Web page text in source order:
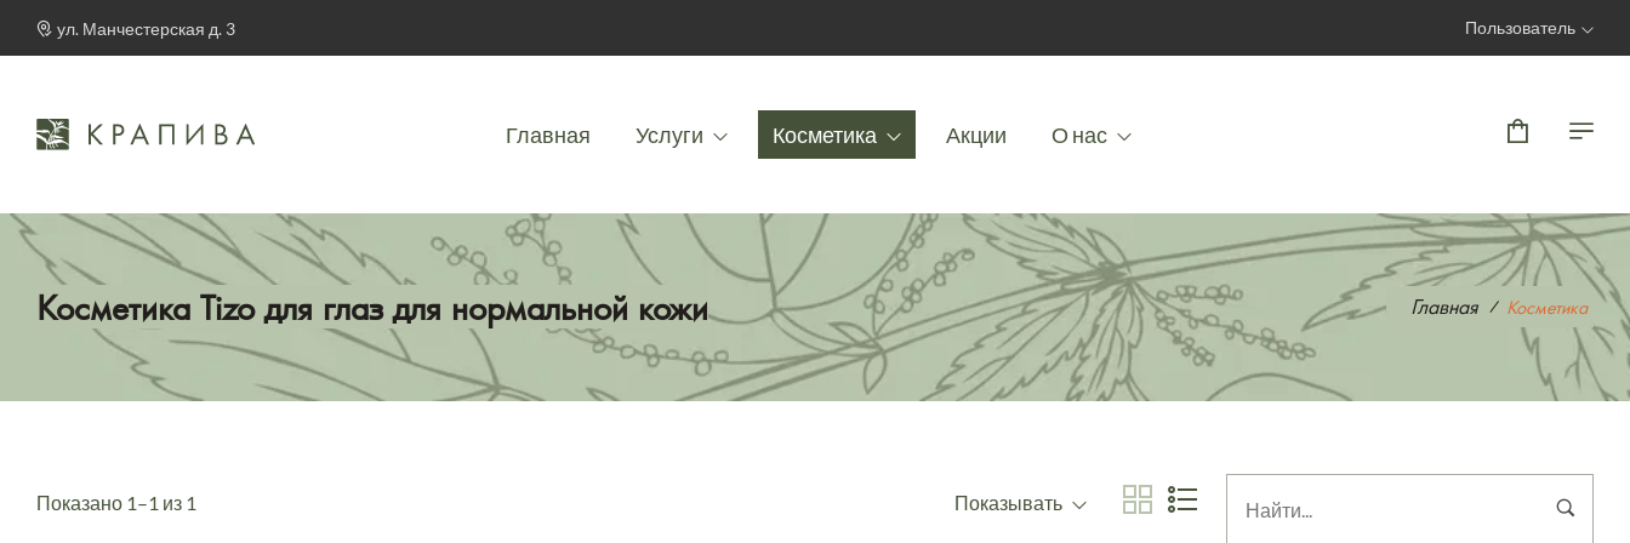
ул. Манчестерская д. 3 Пользователь
Главная Услуги Косметика Акции О нас
Косметика Tizo для глаз для нормальной кожи Главная Косметика
Показано 1–1 из 1 Показывать